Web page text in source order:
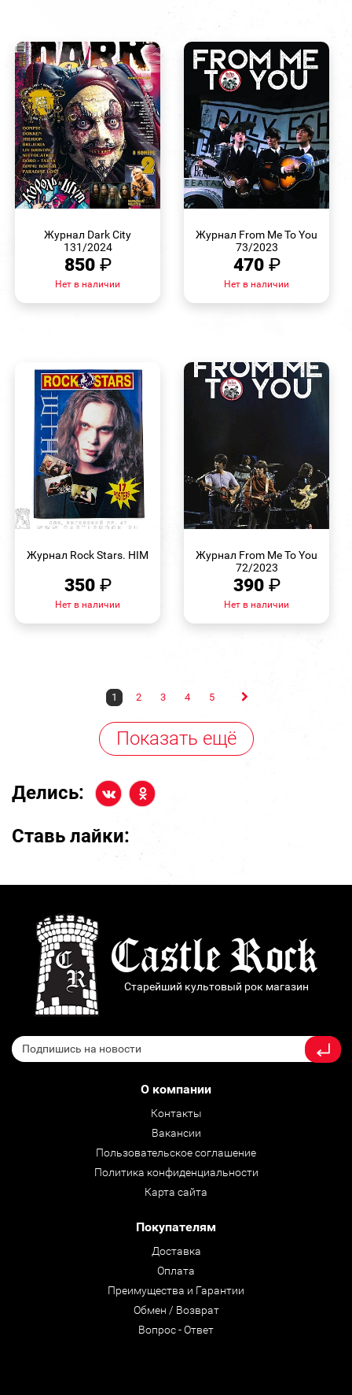
Журнал Dark City
131/2024
850 ₽
Нет в наличии
Журнал From Me To You
73/2023
470 ₽
Нет в наличии
Журнал Rock Stars. HIM
350 ₽
Нет в наличии
Журнал From Me To You
72/2023
390 ₽
Нет в наличии
1 2 3 4 5
Показать ещё
Делись:
Ставь лайки:
Старейший культовый рок магазин
О компании
Контакты
Вакансии
Пользовательское соглашение
Политика конфиденциальности
Карта сайта
Покупателям
Доставка
Оплата
Преимущества и Гарантии
Обмен / Возврат
Вопрос - Ответ